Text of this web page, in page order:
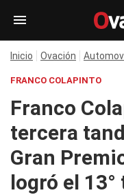
Inicio Ovación
FRANCO COLAPINTO
Franco
tercera
Gran
logró el